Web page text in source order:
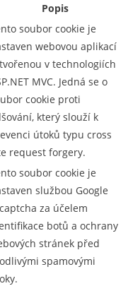
Popis
soubor cookie je
webovou aplikací
v technologiích
MVC. Jedná se o
cookie proti
který slouží k
útoků typu cross
request forgery.
soubor cookie je
službou Google
za účelem
botů a ochrany
stránek před
spamovými